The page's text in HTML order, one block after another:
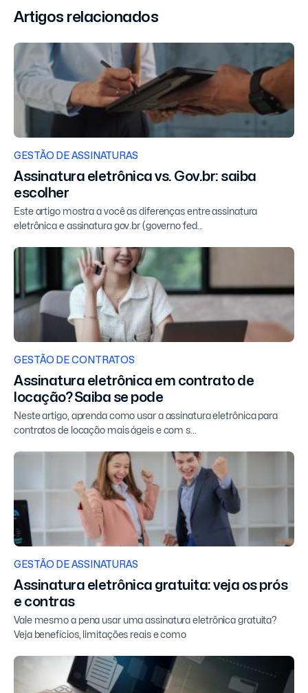
Artigos relacionados
GESTÃO DE ASSINATURAS
Assinatura eletrônica vs. Gov.br: saiba
escolher
Este artigo mostra a você as diferenças entre assinatura
eletrônica e assinatura gov.br (governo fed...
GESTÃO DE CONTRATOS
Assinatura eletrônica em contrato de
locação? Saiba se pode
Neste artigo, aprenda como usar a assinatura eletrônica para
contratos de locação mais ágeis e com s...
GESTÃO DE ASSINATURAS
Assinatura eletrônica gratuita: veja os prós
e contras
Vale mesmo a pena usar uma assinatura eletrônica gratuita?
Veja benefícios, limitações reais e como